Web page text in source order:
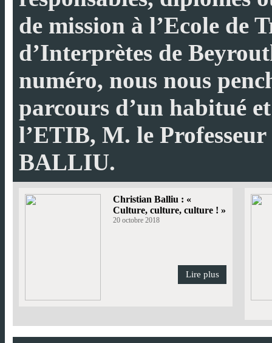
de mission à l’Ecole de
d’Interprètes de
numéro, nous nous
parcours d’un habitué
l’ETIB, M. le
BALLIU.
Christian Balliu : «
Culture, culture, culture ! »
20 octobre 2018
Lire plus